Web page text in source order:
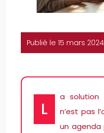
Publié le 15 mars 2024
L
a solution
n’est pas
un agenda